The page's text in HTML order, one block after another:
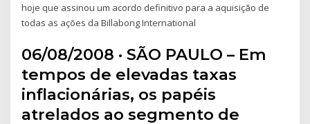
hoje que assinou um acordo definitivo para a aquisição de
todas as ações da Billabong International
06/08/2008 · SÃO PAULO – Em
tempos de elevadas taxas
inflacionárias, os papéis
atrelados ao segmento de